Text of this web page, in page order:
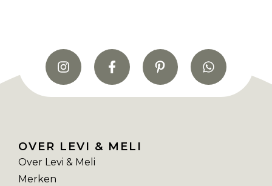
OVER LEVI & MELI
Over Levi & Meli
Merken